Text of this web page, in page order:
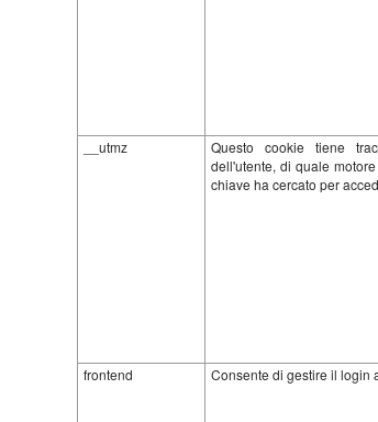
__utmz
Questo cookie tiene
dell'utente, di quale
chiave ha cercato per
frontend
Consente di gestire il login